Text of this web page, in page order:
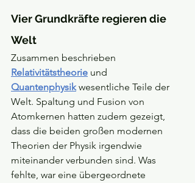
Vier Grundkräfte regieren die
Welt
Zusammen beschrieben
Relativitätstheorie und
Quantenphysik wesentliche Teile der
Welt. Spaltung und Fusion von
Atomkernen hatten zudem gezeigt,
dass die beiden großen modernen
Theorien der Physik irgendwie
miteinander verbunden sind. Was
fehlte, war eine übergeordnete